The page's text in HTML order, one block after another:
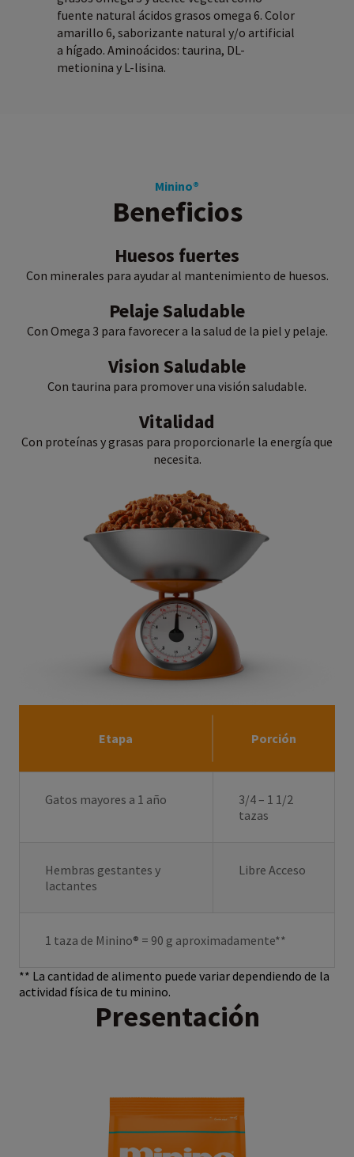
fuente natural ácidos grasos omega 6. Color
amarillo 6, saborizante natural y/o artificial
a hígado. Aminoácidos: taurina, DL-
metionina y L-lisina.
Minino®
Beneficios
Huesos fuertes
Con minerales para ayudar al mantenimiento de huesos.
Pelaje Saludable
Con Omega 3 para favorecer a la salud de la piel y pelaje.
Vision Saludable
Con taurina para promover una visión saludable.
Vitalidad
Con proteínas y grasas para proporcionarle la energía que
necesita.
Etapa Porción
Gatos mayores a 1 año
3/4 – 1 1/2
tazas
Hembras gestantes y
lactantes
Libre Acceso
1 taza de Minino® = 90 g aproximadamente**
** La cantidad de alimento puede variar dependiendo de la
actividad física de tu minino.
Presentación